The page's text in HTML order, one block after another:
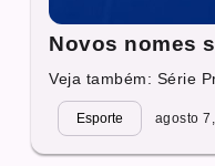
Novos nomes
Veja também: Série
Esporte agosto